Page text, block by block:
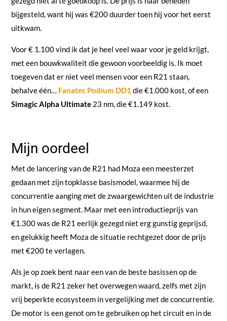
bijgesteld, want hij was €200 duurder toen hij voor het eerst
uitkwam.
Voor € 1.100 vind ik dat je heel veel waar voor je geld krijgt,
met een bouwkwaliteit die gewoon voorbeeldig is. Ik moet
toegeven dat er niet veel mensen voor een R21 staan,
behalve één… Fanatec Podium DD1 die €1.000 kost, of een
Simagic Alpha Ultimate23 nm, die €1.149 kost.
Mijn oordeel
Met de lancering van de R21 had Moza een meesterzet
gedaan met zijn topklasse basismodel, waarmee hij de
concurrentie aanging met de zwaargewichten uit de industrie
in hun eigen segment. Maar met een introductieprijs van
€1.300 was de R21 eerlijk gezegd niet erg gunstig geprijsd,
en gelukkig heeft Moza de situatie rechtgezet door de prijs
met €200 te verlagen.
Als je op zoek bent naar een van de beste basissen op de
markt, is de R21 zeker het overwegen waard, zelfs met zijn
vrij beperkte ecosysteem in vergelijking met de concurrentie.
De motor is een genot om te gebruiken op het circuit en in de